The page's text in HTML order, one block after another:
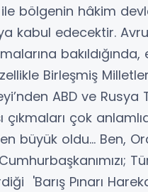
ile bölgenin hâkim
kabul edecektir.
bakıldığında,
Birleşmiş Milletler
ABD ve Rusya
çıkmaları çok
büyük oldu... Ben,
'Barış Pınarı